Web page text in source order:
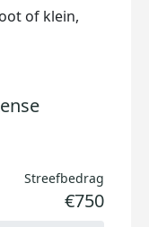
of klein,
Streefbedrag
€750